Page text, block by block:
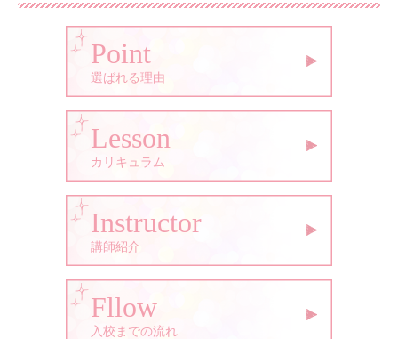
Point
選ばれる理由
Lesson
カリキュラム
Instructor
講師紹介
Fllow
入校までの流れ